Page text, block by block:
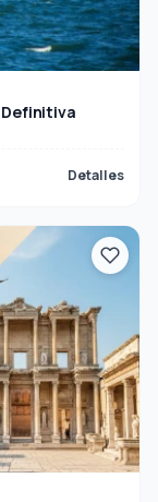
Definitiva
Detalles